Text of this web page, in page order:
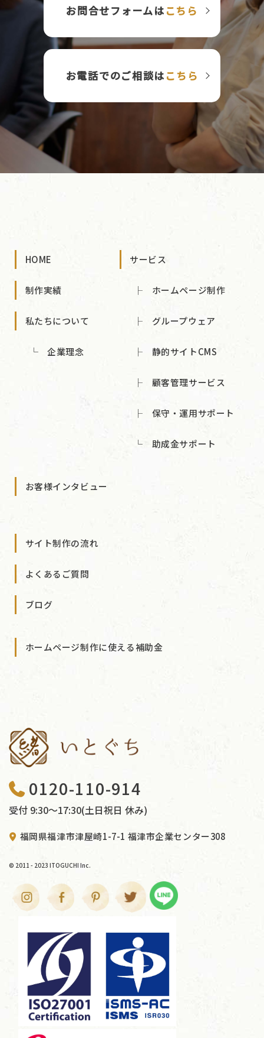
お問合せフォームは こちら
お電話でのご相談は こちら
HOME
制作実績
私たちについて
企業理念
サービス
ホームページ制作
グループウェア
静的サイトCMS
顧客管理サービス
保守・運用サポート
助成金サポート
お客様インタビュー
サイト制作の流れ
よくあるご質問
ブログ
ホームページ制作に使える補助金
0120-110-914
受付 9:30〜17:30(土日祝日 休み)
福岡県福津市津屋崎1-7-1 福津市企業センター308
© 2011 - 2023 ITOGUCHI Inc.